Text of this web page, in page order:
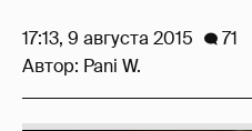
17:13, 9 августа 2015
71
Автор: Pani W.